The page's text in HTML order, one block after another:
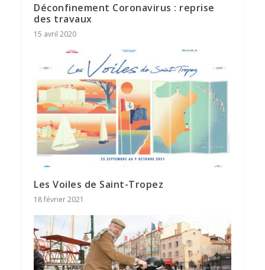
Déconfinement Coronavirus : reprise
des travaux
15 avril 2020
Les Voiles de Saint-Tropez
18 février 2021